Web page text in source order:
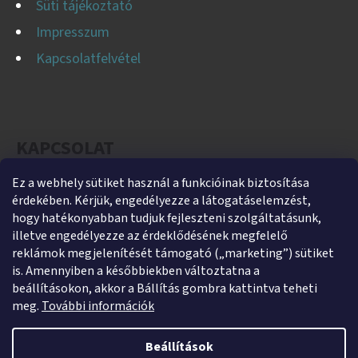
Ez a webhely sütiket használ a funkcióinak biztosítása
érdekében. Kérjük, engedélyezze a látogatáselemzést,
hogy hatékonyabban tudjuk fejleszteni szolgáltatásunk,
illetve engedélyezze az érdeklődésének megfelelő
reklámok megjelenítését támogató („marketing”) sütiket
is. Amennyiben a későbbiekben változtatna a
beállításokon, akkor a Bállítás gombra kattintva teheti
meg. További információk
Beállítások
Süti tájékoztató
Impresszum
Kapcsolatfelvétel
helti@helti.hu
+3679450894
+36305454854
https://www.facebook.com/heltikft
helti_kft